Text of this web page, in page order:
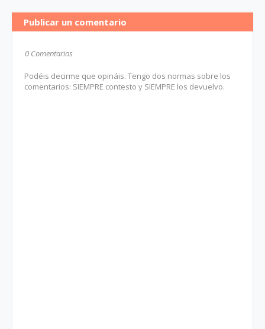
Publicar un comentario
0 Comentarios
Podéis decirme que opináis. Tengo dos normas sobre los
comentarios: SIEMPRE contesto y SIEMPRE los devuelvo.